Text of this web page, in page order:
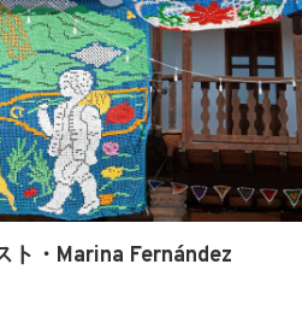
ト・Marina Fernández